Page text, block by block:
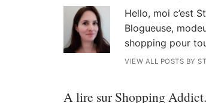
Hello, moi c’est
Blogueuse,
shopping pour
VIEW ALL POSTS BY
A lire sur Shopping